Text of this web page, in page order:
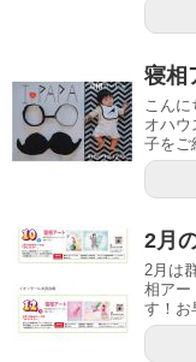
寝相
こん
オハウ
子をご
2月
2月は
相アー
す！お